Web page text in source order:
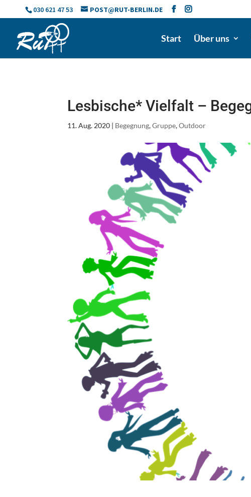
030 621 47 53 POST@RUT-BERLIN.DE
Start Über uns
Lesbische* Vielfalt –
11. Aug. 2020 | Begegnung,Gruppe,Outdoor